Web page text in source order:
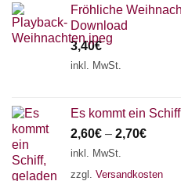
Fröhliche
Download
3,40€
inkl. MwSt.
Es kommt ein
2,60€ – 2,70€
inkl. MwSt.
zzgl. Versandkosten